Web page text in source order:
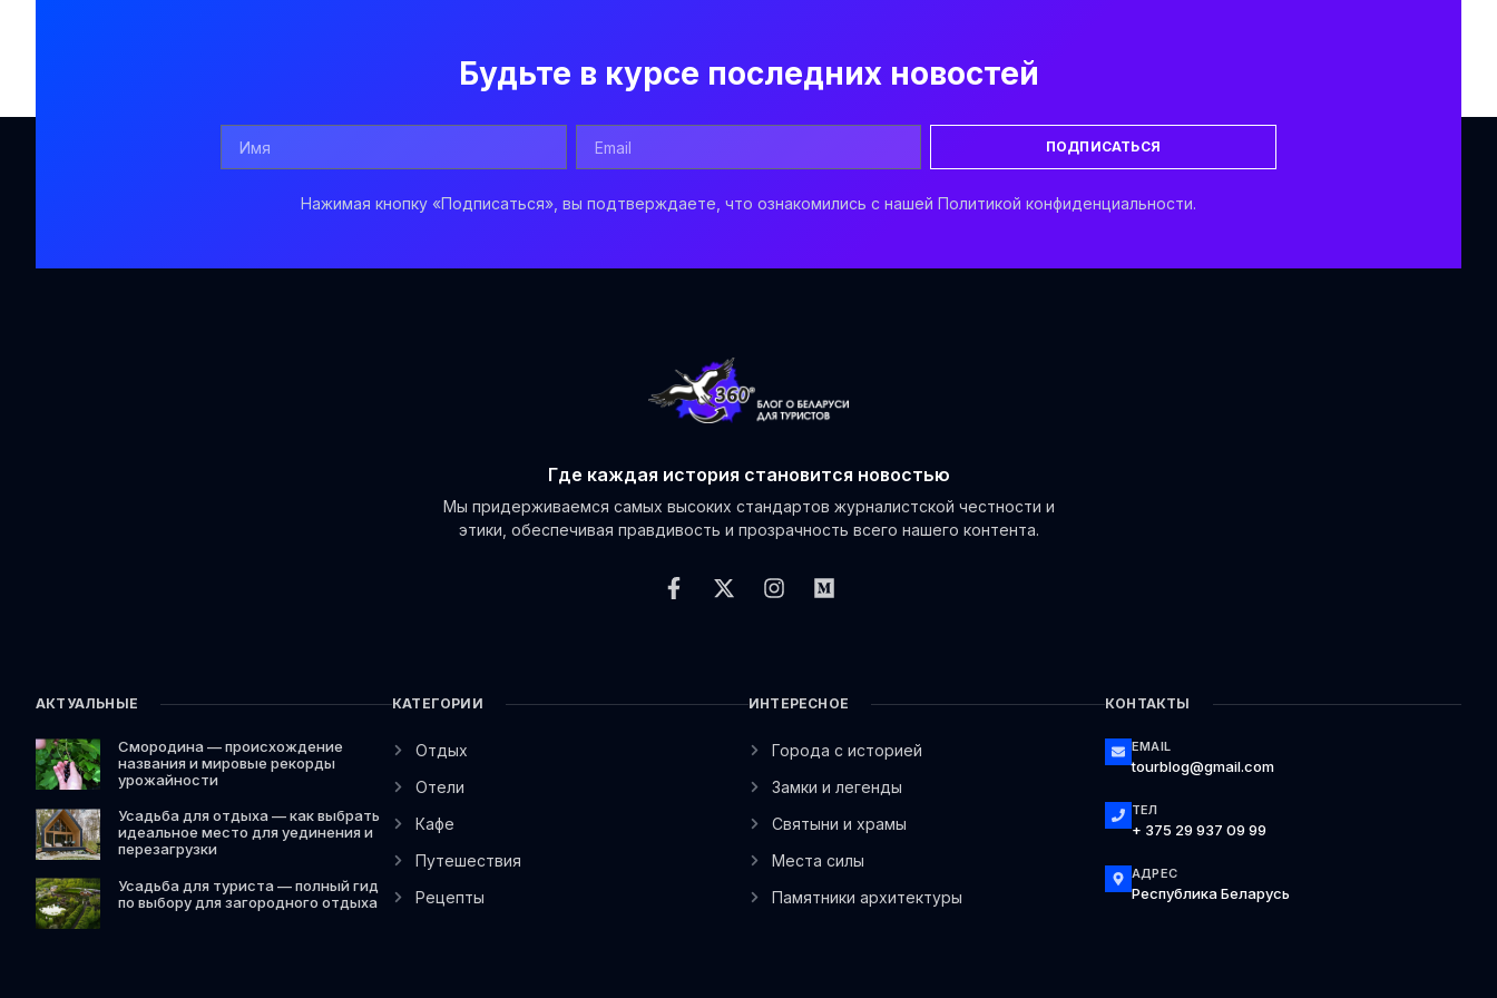
Будьте в курсе последних новостей
ПОДПИСАТЬСЯ
Нажимая кнопку «Подписаться», вы подтверждаете, что ознакомились с нашей Политикой конфиденциальности.
Где каждая история становится новостью
Мы придерживаемся самых высоких стандартов журналистской честности и
этики, обеспечивая правдивость и прозрачность всего нашего контента.
АКТУАЛЬНЫЕ
Смородина — происхождение
названия и мировые рекорды
урожайности
Усадьба для отдыха — как выбрать
идеальное место для уединения и
перезагрузки
Усадьба для туриста — полный гид
по выбору для загородного отдыха
КАТЕГОРИИ
Отдых
Отели
Кафе
Путешествия
Рецепты
ИНТЕРЕСНОЕ
Города с историей
Замки и легенды
Святыни и храмы
Места силы
Памятники архитектуры
КОНТАКТЫ
EMAIL
tourblog@gmail.com
ТЕЛ
+ 375 29 937 09 99
АДРЕС
Республика Беларусь